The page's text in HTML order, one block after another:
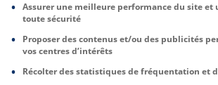
Assurer une meilleure performance du site et
toute sécurité
Proposer des contenus et/ou des publicités
vos centres d’intérêts
Récolter des statistiques de fréquentation et